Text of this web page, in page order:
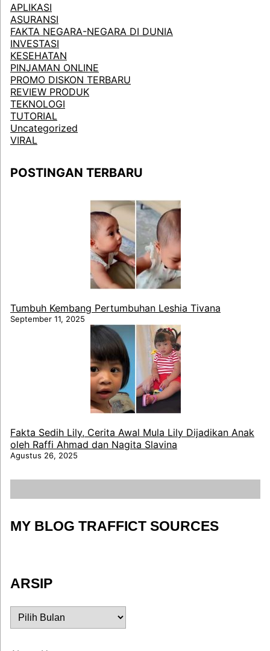
APLIKASI
ASURANSI
FAKTA NEGARA-NEGARA DI DUNIA
INVESTASI
KESEHATAN
PINJAMAN ONLINE
PROMO DISKON TERBARU
REVIEW PRODUK
TEKNOLOGI
TUTORIAL
Uncategorized
VIRAL
POSTINGAN TERBARU
Tumbuh Kembang Pertumbuhan Leshia Tivana
September 11, 2025
Fakta Sedih Lily, Cerita Awal Mula Lily Dijadikan Anak
oleh Raffi Ahmad dan Nagita Slavina
Agustus 26, 2025
MY BLOG TRAFFICT SOURCES
ARSIP
ARSIP